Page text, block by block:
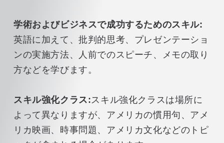
学術およびビジネスで成功するためのスキル:
英語に加えて、批判的思考、プレゼンテーショ
ンの実施方法、人前でのスピーチ、メモの取り
方などを学びます。
スキル強化クラス: スキル強化クラスは場所に
よって異なりますが、アメリカの慣用句、アメ
リカ映画、時事問題、アメリカ文化などのトピ